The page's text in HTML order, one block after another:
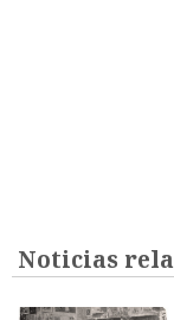
Noticias